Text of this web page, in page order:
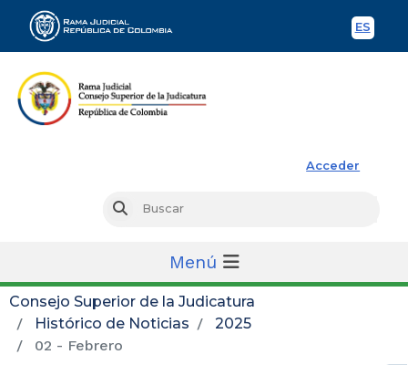
ES
Acceder
Buscar
Menú
Consejo Superior de la Judicatura
Histórico de Noticias
2025
02 - Febrero